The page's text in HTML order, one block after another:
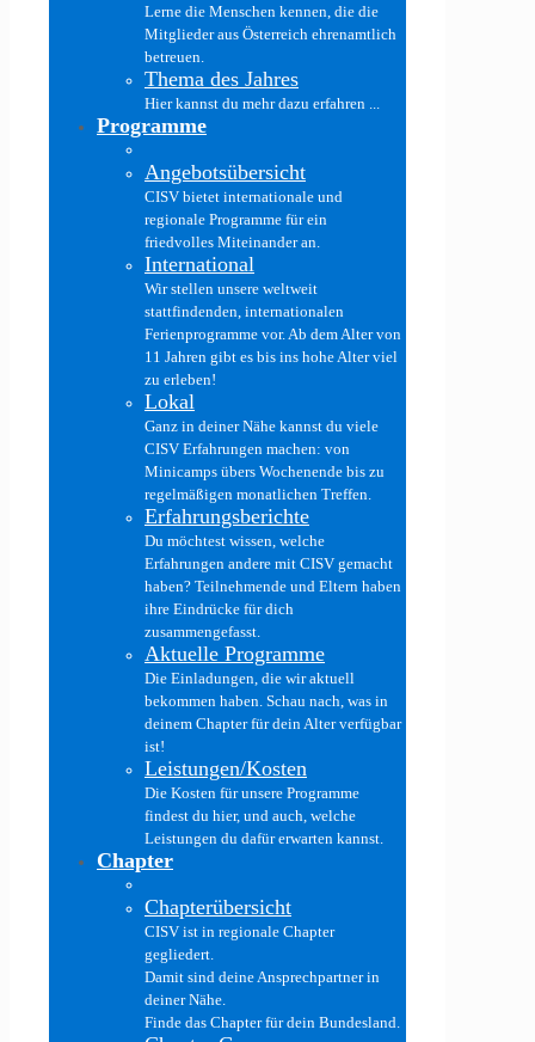
Lerne die Menschen kennen, die die
Mitglieder aus Österreich ehrenamtlich
betreuen.
Thema des Jahres
Hier kannst du mehr dazu erfahren ...
Programme
Angebotsübersicht
CISV bietet internationale und
regionale Programme für ein
friedvolles Miteinander an.
International
Wir stellen unsere weltweit
stattfindenden, internationalen
Ferienprogramme vor. Ab dem Alter von
11 Jahren gibt es bis ins hohe Alter viel
zu erleben!
Lokal
Ganz in deiner Nähe kannst du viele
CISV Erfahrungen machen: von
Minicamps übers Wochenende bis zu
regelmäßigen monatlichen Treffen.
Erfahrungsberichte
Du möchtest wissen, welche
Erfahrungen andere mit CISV gemacht
haben? Teilnehmende und Eltern haben
ihre Eindrücke für dich
zusammengefasst.
Aktuelle Programme
Die Einladungen, die wir aktuell
bekommen haben. Schau nach, was in
deinem Chapter für dein Alter verfügbar
ist!
Leistungen/Kosten
Die Kosten für unsere Programme
findest du hier, und auch, welche
Leistungen du dafür erwarten kannst.
Chapter
Chapterübersicht
CISV ist in regionale Chapter
gegliedert.
Damit sind deine Ansprechpartner in
deiner Nähe.
Finde das Chapter für dein Bundesland.